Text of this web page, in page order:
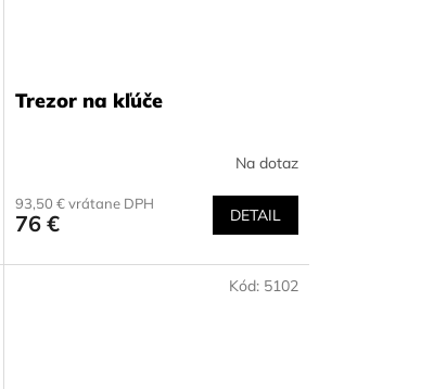
Trezor na kľúče
Na dotaz
93,50 € vrátane DPH
76 € DETAIL
Kód: 5102